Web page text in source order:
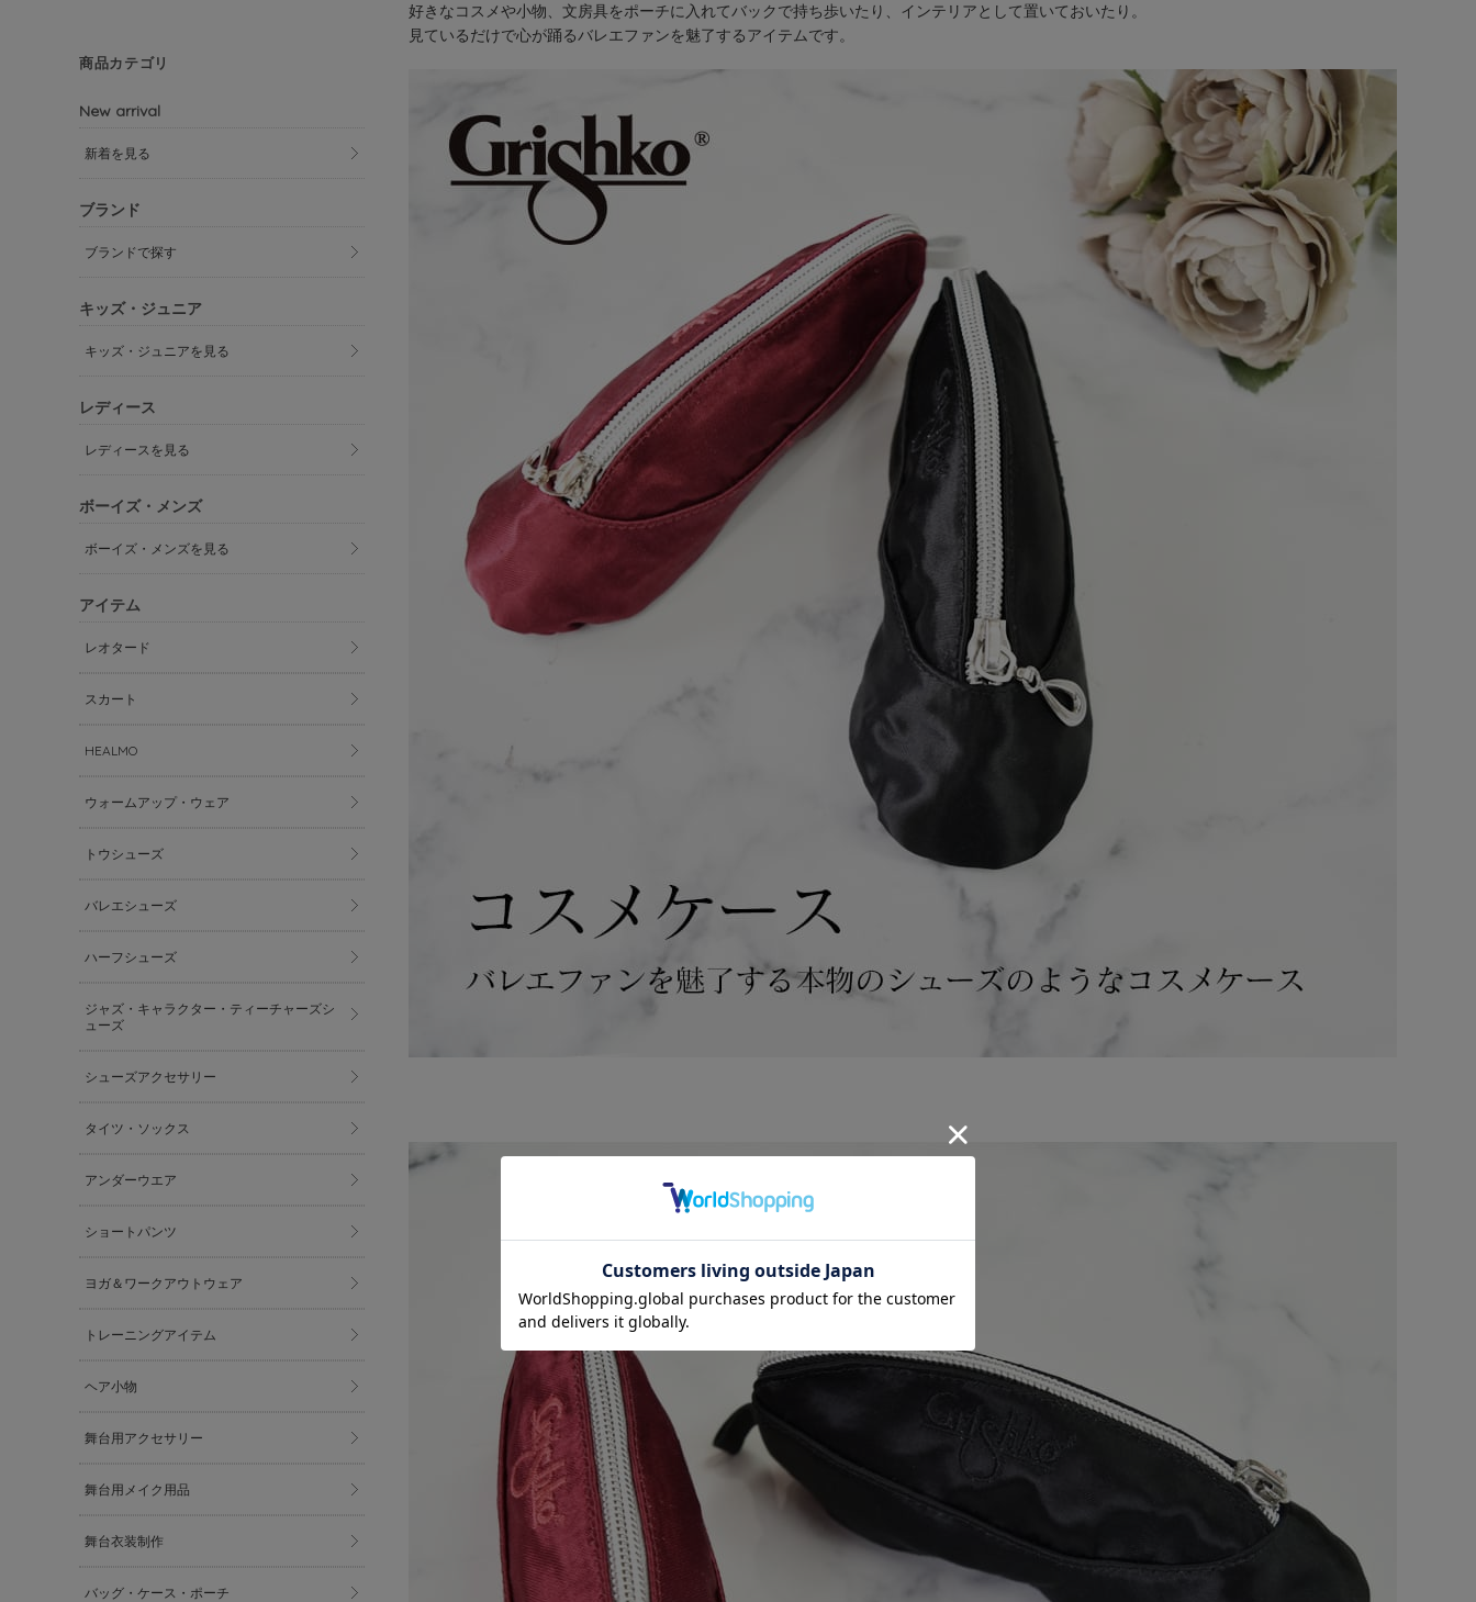
好きなコスメや小物、文房具をポーチに入れてバックで持ち歩いたり、インテリアとして置いておいたり。
見ているだけで心が踊るバレエファンを魅了するアイテムです。
商品カテゴリ
New arrival
新着を見る
ブランド
ブランドで探す
キッズ・ジュニア
キッズ・ジュニアを見る
レディース
レディースを見る
ボーイズ・メンズ
ボーイズ・メンズを見る
アイテム
レオタード
スカート
HEALMO
ウォームアップ・ウェア
トウシューズ
バレエシューズ
ハーフシューズ
ジャズ・キャラクター・ティーチャーズシ
ューズ
シューズアクセサリー
タイツ・ソックス
アンダーウエア
ショートパンツ
ヨガ＆ワークアウトウェア
トレーニングアイテム
ヘア小物
舞台用アクセサリー
舞台用メイク用品
舞台衣装制作
バッグ・ケース・ポーチ